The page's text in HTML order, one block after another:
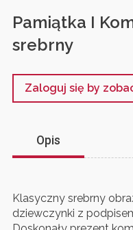
Pamiątka I
srebrny
Zaloguj się by
Opis
Klasyczny srebrny
dziewczynki z